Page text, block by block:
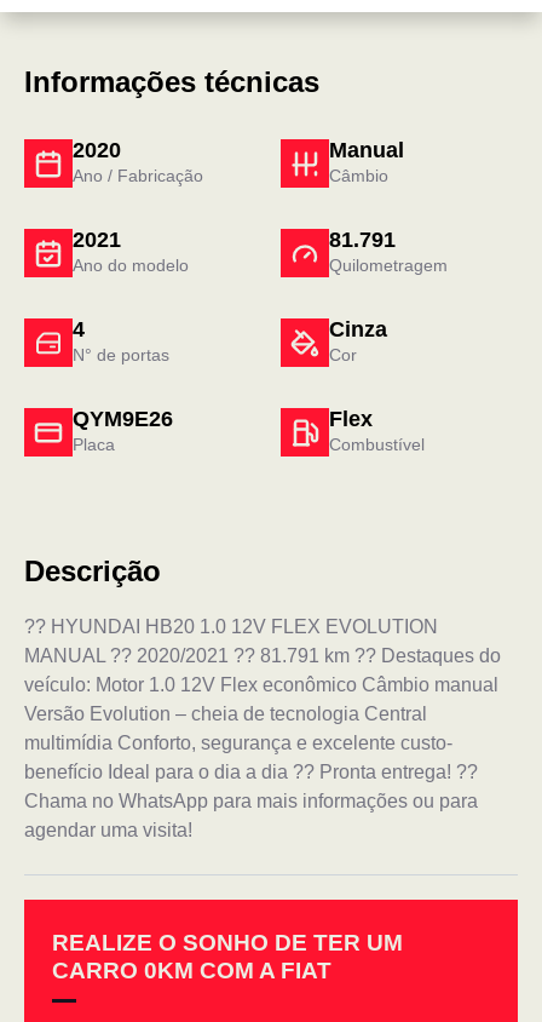
Informações técnicas
2020
Ano / Fabricação
Manual
Câmbio
4
N° de portas
Cinza
Cor
2021
Ano do modelo
81.791
Quilometragem
QYM9E26
Placa
Flex
Combustível
Descrição
?? HYUNDAI HB20 1.0 12V FLEX EVOLUTION
MANUAL ?? 2020/2021 ?? 81.791 km ?? Destaques do
veículo: Motor 1.0 12V Flex econômico Câmbio manual
Versão Evolution – cheia de tecnologia Central
multimídia Conforto, segurança e excelente custo-
benefício Ideal para o dia a dia ?? Pronta entrega! ??
Chama no WhatsApp para mais informações ou para
agendar uma visita!
REALIZE O SONHO DE TER UM
CARRO 0KM COM A FIAT